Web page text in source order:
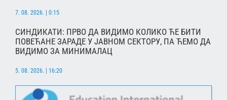
7. 08. 2026. | 0:15
СИНДИКАТИ: ПРВО ДА ВИДИМО КОЛИКО ЋЕ БИТИ
ПОВЕЋАНЕ ЗАРАДЕ У ЈАВНОМ СЕКТОРУ, ПА ЋЕМО ДА
ВИДИМО ЗА МИНИМАЛАЦ
5. 08. 2026. | 16:20